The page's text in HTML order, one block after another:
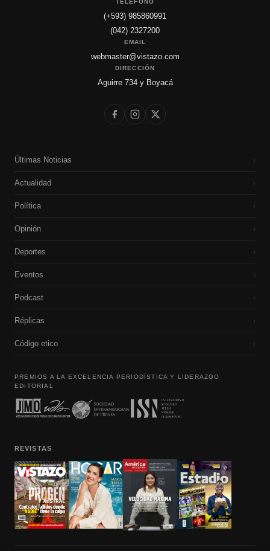
TELÉFONO
(+593) 985860991
(042) 2327200
EMAIL
webmaster@vistazo.com
DIRECCIÓN
Aguirre 734 y Boyacá
Últimas Noticias ›
Actualidad ›
Política ›
Opinión ›
Deportes ›
Eventos ›
Podcast ›
Réplicas ›
Código etico ›
PREMIOS A LA EXCELENCIA PERIODÍSTICA Y LIDERAZGO
EDITORIAL
REVISTAS